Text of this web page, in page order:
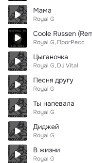
Мама
Royal G
Coole Russen
Royal G ПрогРесс
Цыганочка
Royal G DJ Vital
Песня другу
Royal G
Ты напевала
Royal G
Диджей
Royal G
В жизни
Royal G